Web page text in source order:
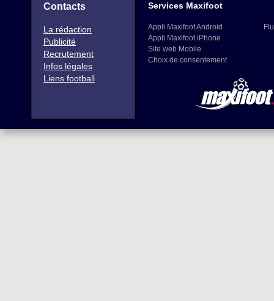
Contacts
La rédaction
Publicité
Recrutement
Infos légales
Liens football
Services Maxifoot
Appli Maxifoot Android
Appli Maxifoot iPhone
Site web Mobile
Choix de consentement